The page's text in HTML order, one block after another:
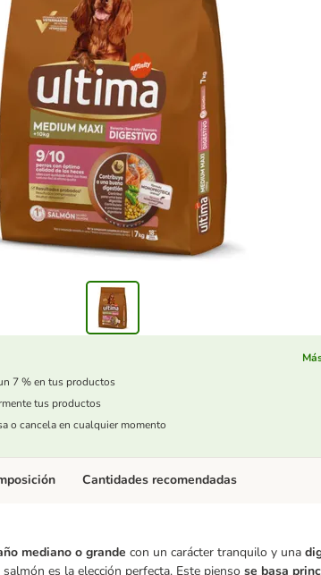
7 % en tus productos
tus productos
o cancela en cualquier momento
mediano o grande con un carácter tranquilo y una
es la elección perfecta. Este pienso se basa
Cantidades recomendadas